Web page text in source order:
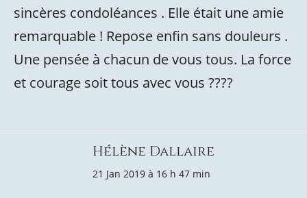
sincères condoléances . Elle était une amie
remarquable ! Repose enfin sans douleurs .
Une pensée à chacun de vous tous. La force
et courage soit tous avec vous ????
Hélène Dallaire
21 Jan 2019 à 16 h 47 min